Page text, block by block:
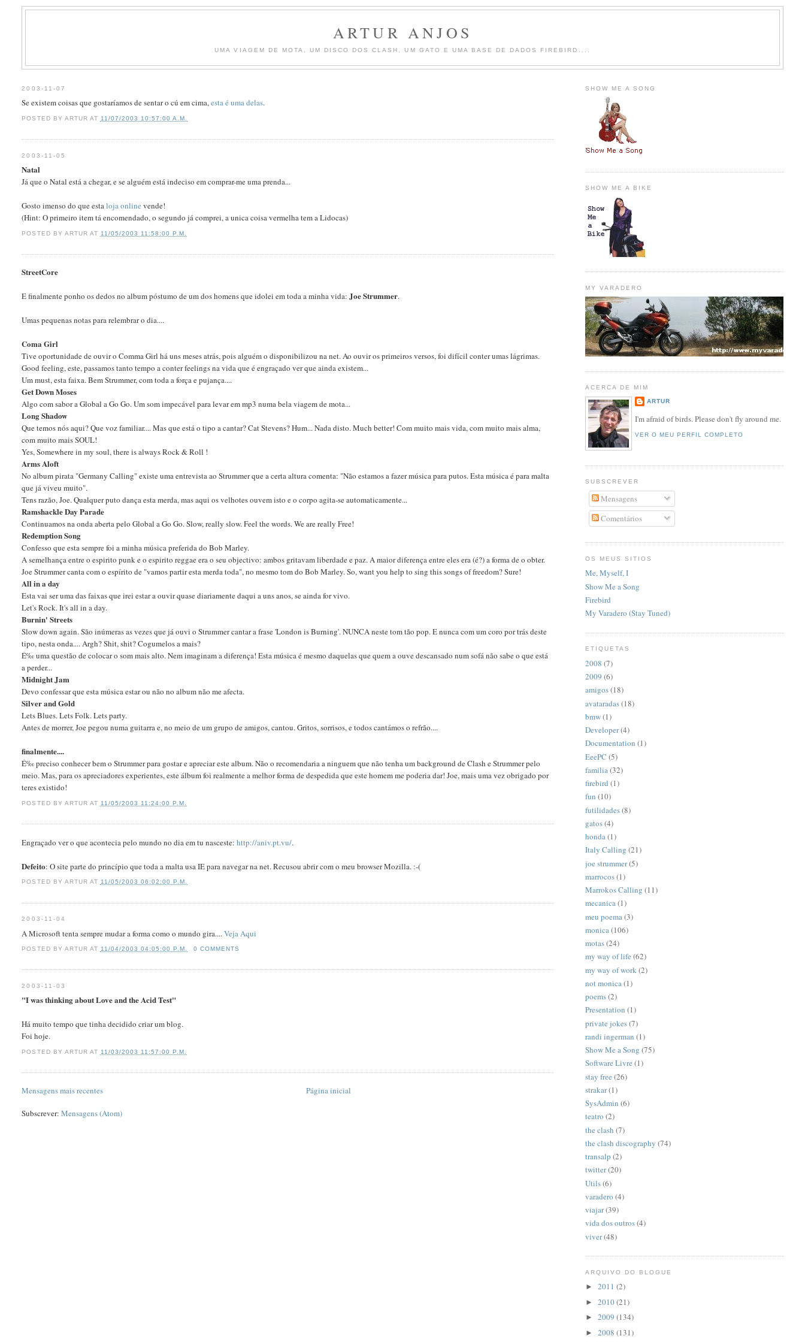
ARTUR ANJOS
UMA VIAGEM DE MOTA, UM DISCO DOS CLASH, UM GATO E UMA BASE DE DADOS FIREBIRD....
2003-11-07
Se existem coisas que gostarí­amos de sentar o cú em cima,esta é uma delas.
POSTED BY ARTUR AT 11/07/2003 10:57:00 A.M.
2003-11-05
Natal
Já que o Natal está a chegar, e se alguém está indeciso em comprar-me uma prenda...
Gosto imenso do que estaloja online vende!
(Hint: O primeiro item tá encomendado, o segundo já comprei, a unica coisa vermelha tem a Lidocas)
POSTED BY ARTUR AT 11/05/2003 11:58:00 P.M.
StreetCore
E finalmente ponho os dedos no album póstumo de um dos homens que idolei em toda a minha vida:Joe Strummer.
Umas pequenas notas para relembrar o dia....
Coma Girl
Tive oportunidade de ouvir o Comma Girl há uns meses atrás, pois alguém o disponibilizou na net. Ao ouvir os primeiros versos, foi difí­cil conter umas lágrimas.
Good feeling, este, passamos tanto tempo a conter feelings na vida que é engraçado ver que ainda existem...
Um must, esta faixa. Bem Strummer, com toda a força e pujança....
Get Down Moses
Algo com sabor a Global a Go Go. Um som impecável para levar em mp3 numa bela viagem de mota...
Long Shadow
Que temos nós aqui? Que voz familiar.... Mas que está o tipo a cantar? Cat Stevens? Hum... Nada disto. Much better! Com muito mais vida, com muito mais alma,
com muito mais SOUL!
Yes, Somewhere in my soul, there is always Rock & Roll !
Arms Aloft
No album pirata "Germany Calling" existe uma entrevista ao Strummer que a certa altura comenta: "Não estamos a fazer música para putos. Esta música é para malta
que já viveu muito".
Tens razão, Joe. Qualquer puto dança esta merda, mas aqui os velhotes ouvem isto e o corpo agita-se automaticamente...
Ramshackle Day Parade
Continuamos na onda aberta pelo Global a Go Go. Slow, really slow. Feel the words. We are really Free!
Redemption Song
Confesso que esta sempre foi a minha música preferida do Bob Marley.
A semelhança entre o espirito punk e o espirito reggae era o seu objectivo: ambos gritavam liberdade e paz. A maior diferença entre eles era (é?) a forma de o obter.
Joe Strummer canta com o espí­rito de "vamos partir esta merda toda", no mesmo tom do Bob Marley. So, want you help to sing this songs of freedom? Sure!
All in a day
Esta vai ser uma das faixas que irei estar a ouvir quase diariamente daqui a uns anos, se ainda for vivo.
Let's Rock. It's all in a day.
Burnin' Streets
Slow down again. São inúmeras as vezes que já ouvi o Strummer cantar a frase 'London is Burning'. NUNCA neste tom tão pop. E nunca com um coro por trás deste
tipo, nesta onda.... Argh? Shit, shit? Cogumelos a mais?
É‰ uma questão de colocar o som mais alto. Nem imaginam a diferença! Esta música é mesmo daquelas que quem a ouve descansado num sofá não sabe o que está
a perder...
Midnight Jam
Devo confessar que esta música estar ou não no album não me afecta.
Silver and Gold
Lets Blues. Lets Folk. Lets party.
Antes de morrer, Joe pegou numa guitarra e, no meio de um grupo de amigos, cantou. Gritos, sorrisos, e todos cantámos o refrão....
finalmente....
É‰ preciso conhecer bem o Strummer para gostar e apreciar este album. Não o recomendaria a ninguem que não tenha um background de Clash e Strummer pelo
meio. Mas, para os apreciadores experientes, este álbum foi realmente a melhor forma de despedida que este homem me poderia dar! Joe, mais uma vez obrigado por
teres existido!
POSTED BY ARTUR AT 11/05/2003 11:24:00 P.M.
Engraçado ver o que acontecia pelo mundo no dia em tu nasceste:http://aniv.pt.vu/.
Defeito: O site parte do princí­pio que toda a malta usa IE para navegar na net. Recusou abrir com o meu browser Mozilla. :-(
POSTED BY ARTUR AT 11/05/2003 06:02:00 P.M.
2003-11-04
A Microsoft tenta sempre mudar a forma como o mundo gira....Veja Aqui
POSTED BY ARTUR AT 11/04/2003 04:05:00 P.M. 0 COMMENTS
2003-11-03
"I was thinking about Love and the Acid Test"
Há muito tempo que tinha decidido criar um blog.
Foi hoje.
POSTED BY ARTUR AT 11/03/2003 11:57:00 P.M.
Mensagens mais recentes Página inicial
Subscrever:Mensagens (Atom)
SHOW ME A SONG
SHOW ME A BIKE
MY VARADERO
ACERCA DE MIM
ARTUR
I'm afraid of birds. Please don't fly around me.
VER O MEU PERFIL COMPLETO
SUBSCREVER
Mensagens
Comentários
OS MEUS SITIOS
Me, Myself, I
Show Me a Song
Firebird
My Varadero (Stay Tuned)
ETIQUETAS
2008 (7)
2009 (6)
amigos(18)
avataradas(18)
bmw(1)
Developer(4)
Documentation (1)
EeePC (5)
familia(32)
firebird (1)
fun (10)
futilidades(8)
gatos(4)
honda(1)
Italy Calling (21)
joe strummer(5)
marrocos(1)
Marrokos Calling (11)
mecanica(1)
meu poema(3)
monica(106)
motas(24)
my way of life (62)
my way of work(2)
not monica(1)
poems(2)
Presentation (1)
private jokes(7)
randi ingerman (1)
Show Me a Song (75)
Software Livre (1)
stay free (26)
strakar(1)
SysAdmin (6)
teatro (2)
the clash (7)
the clash discography (74)
transalp (2)
twitter(20)
Utils(6)
varadero (4)
viajar(39)
vida dos outros(4)
viver(48)
ARQUIVO DO BLOGUE
► 2011 (2)
► 2010(21)
► 2009 (134)
► 2008 (131)